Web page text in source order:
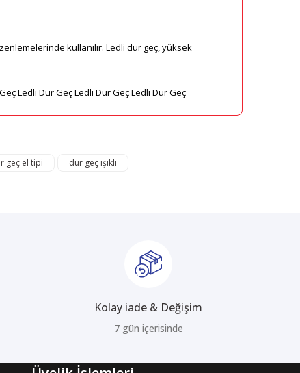
kullanılır. Ledli dur geç, yüksek
Ledli Dur Geç Ledli Dur Geç Ledli Dur Geç
geç el tipi dur geç ışıklı
Kolay iade & Değişim
7 gün içerisinde